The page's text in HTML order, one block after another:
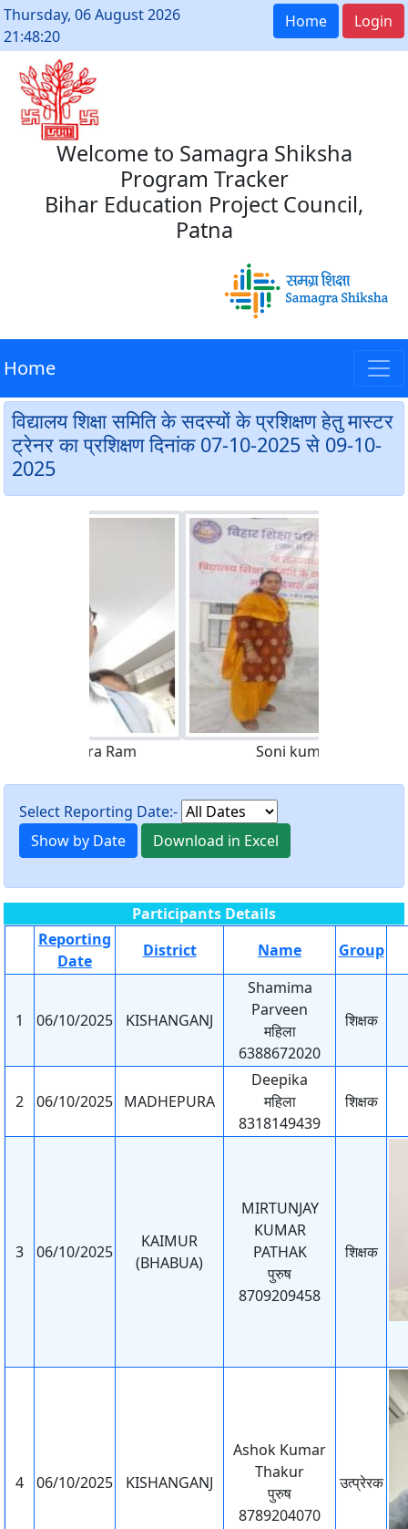
Thursday, 06 August 2026
21:48:20
Home Login
Welcome to Samagra Shiksha
Program Tracker
Bihar Education Project Council,
Patna
Home
विद्यालय शिक्षा समिति के सदस्यों के प्रशिक्षण हेतु मास्टर
ट्रेनर का प्रशिक्षण दिनांक 07-10-2025 से 09-10-
2025
Select Reporting Date:-
Show by Date
Download in Excel
Participants Details
Reporting
Date
District Name Group
1 06/10/2025 KISHANGANJ
Shamima
Parveen
महिला
6388672020
शिक्षक
2 06/10/2025 MADHEPURA
Deepika
महिला
8318149439
शिक्षक
3 06/10/2025
KAIMUR
(BHABUA)
MIRTUNJAY
KUMAR
PATHAK
पुरुष
8709209458
शिक्षक
4 06/10/2025 KISHANGANJ
Ashok Kumar
Thakur
पुरुष
8789204070
उत्प्रेरक